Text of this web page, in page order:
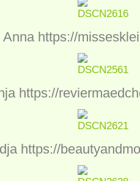
Anna https://
https://
https://